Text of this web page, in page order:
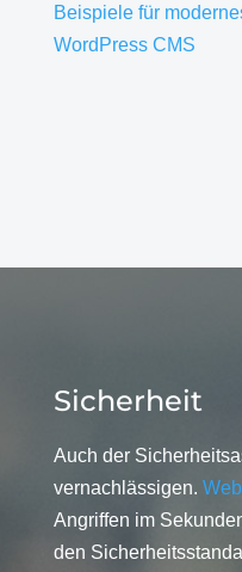
Beispiele für
WordPress CMS
Sicherheit
Auch der
vernachlässigen.
Angriffen im
den